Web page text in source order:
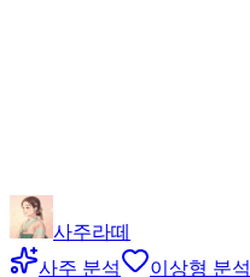
사주라떼
사주 분석
이상형 분석